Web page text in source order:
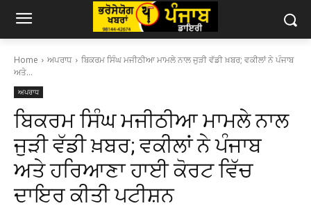
Home ਅਪਰਾਧ
ਬਿਕਰਮ ਸਿੰਘ ਮਜੀਠੀਆ ਮਾਮਲੇ ਨਾਲ ਜੁੜੀ ਵੱਡੀ ਖ਼ਬਰ; ਵਕੀਲਾਂ ਨੇ ਪੰਜਾਬ
ਅਤੇ...
ਅਪਰਾਧ
ਬਿਕਰਮ ਸਿੰਘ ਮਜੀਠੀਆ ਮਾਮਲੇ ਨਾਲ
ਜੁੜੀ ਵੱਡੀ ਖ਼ਬਰ; ਵਕੀਲਾਂ ਨੇ ਪੰਜਾਬ
ਅਤੇ ਹਰਿਆਣਾ ਹਾਈ ਕੋਰਟ ਵਿੱਚ
ਦਾਇਰ ਕੀਤੀ ਪਟੀਸ਼ਨ